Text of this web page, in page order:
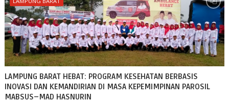
LAMPUNG BARAT HEBAT: PROGRAM KESEHATAN BERBASIS
INOVASI DAN KEMANDIRIAN DI MASA KEPEMIMPINAN PAROSIL
MABSUS–MAD HASNURIN